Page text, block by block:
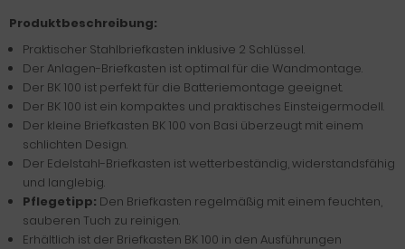
Produktbeschreibung:
Praktischer Stahlbriefkasten inklusive 2 Schlüssel.
Der Anlagen-Briefkasten ist optimal für die Wandmontage.
Der BK 100 ist perfekt für die Batteriemontage geeignet.
Der BK 100 ist ein kompaktes und praktisches Einsteigermodell.
Der kleine Briefkasten BK 100 von Basi überzeugt mit einem
schlichten Design.
Der Edelstahl-Briefkasten ist wetterbeständig, widerstandsfähig
und langlebig.
Pflegetipp: Den Briefkasten regelmäßig mit einem feuchten,
sauberen Tuch zu reinigen.
Erhältlich ist der Briefkasten BK 100 in den Ausführungen